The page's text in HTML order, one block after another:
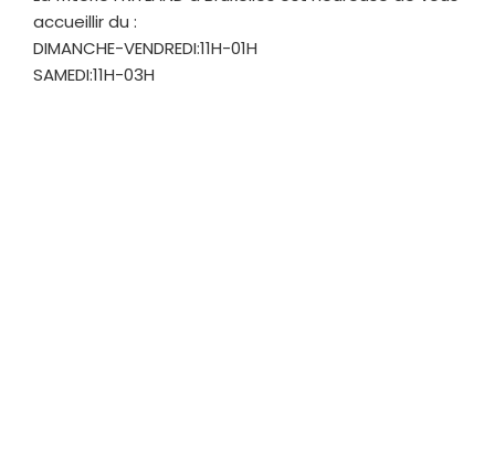
accueillir du :
DIMANCHE-VENDREDI:11H-01H
SAMEDI:11H-03H